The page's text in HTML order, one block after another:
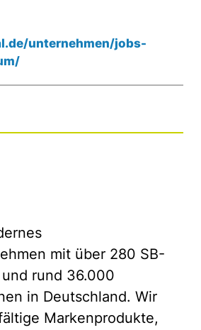
unternehmen/jobs-
mit über 280 SB-
rund 36.000
in Deutschland. Wir
Markenprodukte,